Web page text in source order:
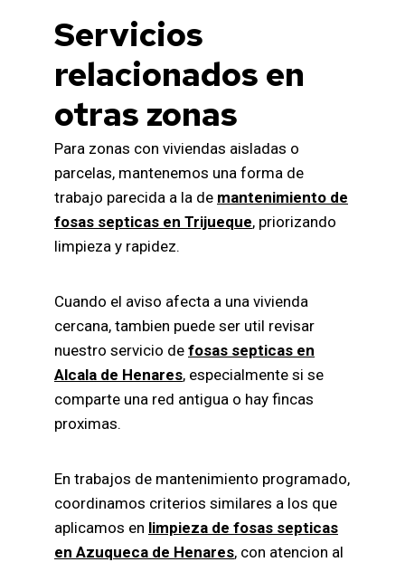
Servicios
relacionados en
otras zonas
Para zonas con viviendas aisladas o
parcelas, mantenemos una forma de
trabajo parecida a la de mantenimiento de
fosas septicas en Trijueque, priorizando
limpieza y rapidez.
Cuando el aviso afecta a una vivienda
cercana, tambien puede ser util revisar
nuestro servicio de fosas septicas en
Alcala de Henares, especialmente si se
comparte una red antigua o hay fincas
proximas.
En trabajos de mantenimiento programado,
coordinamos criterios similares a los que
aplicamos en limpieza de fosas septicas
en Azuqueca de Henares, con atencion al